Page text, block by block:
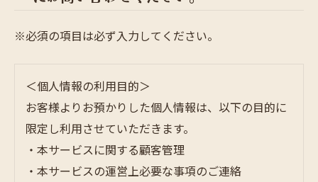
※必須の項目は必ず入力してください。
＜個人情報の利用目的＞
お客様よりお預かりした個人情報は、以下の目的に
限定し利用させていただきます。
・本サービスに関する顧客管理
・本サービスの運営上必要な事項のご連絡